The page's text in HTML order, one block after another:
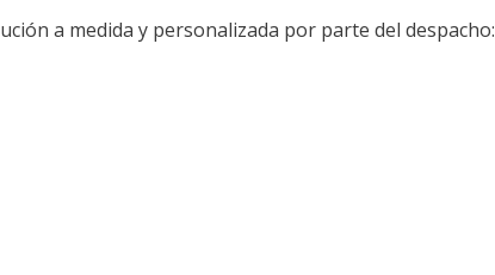
a medida y personalizada por parte del despacho: